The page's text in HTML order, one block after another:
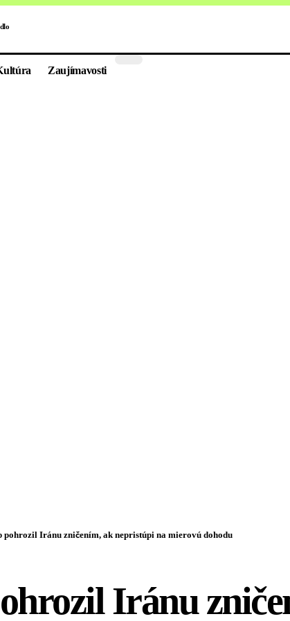
Zaujímavosti
pohrozil Iránu zničením, ak nepristúpi na mierovú dohodu
Iránu